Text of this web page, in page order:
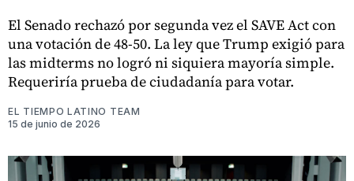
El Senado rechazó por segunda vez el SAVE Act con
una votación de 48-50. La ley que Trump exigió para
las midterms no logró ni siquiera mayoría simple.
Requeriría prueba de ciudadanía para votar.
EL TIEMPO LATINO TEAM
15 de junio de 2026